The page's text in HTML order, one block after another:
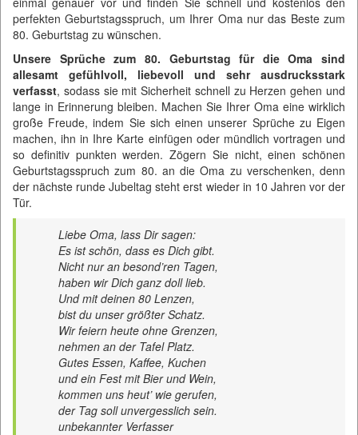
perfekten Geburtstagsspruch, um Ihrer Oma nur das Beste zum
80. Geburtstag zu wünschen.
Unsere Sprüche zum 80. Geburtstag für die Oma sind
allesamt gefühlvoll, liebevoll und sehr ausdrucksstark
verfasst, sodass sie mit Sicherheit schnell zu Herzen gehen und
lange in Erinnerung bleiben. Machen Sie Ihrer Oma eine wirklich
große Freude, indem Sie sich einen unserer Sprüche zu Eigen
machen, ihn in Ihre Karte einfügen oder mündlich vortragen und
so definitiv punkten werden. Zögern Sie nicht, einen schönen
Geburtstagsspruch zum 80. an die Oma zu verschenken, denn
der nächste runde Jubeltag steht erst wieder in 10 Jahren vor der
Tür.
Liebe Oma, lass Dir sagen:
Es ist schön, dass es Dich gibt.
Nicht nur an besond’ren Tagen,
haben wir Dich ganz doll lieb.
Und mit deinen 80 Lenzen,
bist du unser größter Schatz.
Wir feiern heute ohne Grenzen,
nehmen an der Tafel Platz.
Gutes Essen, Kaffee, Kuchen
und ein Fest mit Bier und Wein,
kommen uns heut’ wie gerufen,
der Tag soll unvergesslich sein.
unbekannter Verfasser